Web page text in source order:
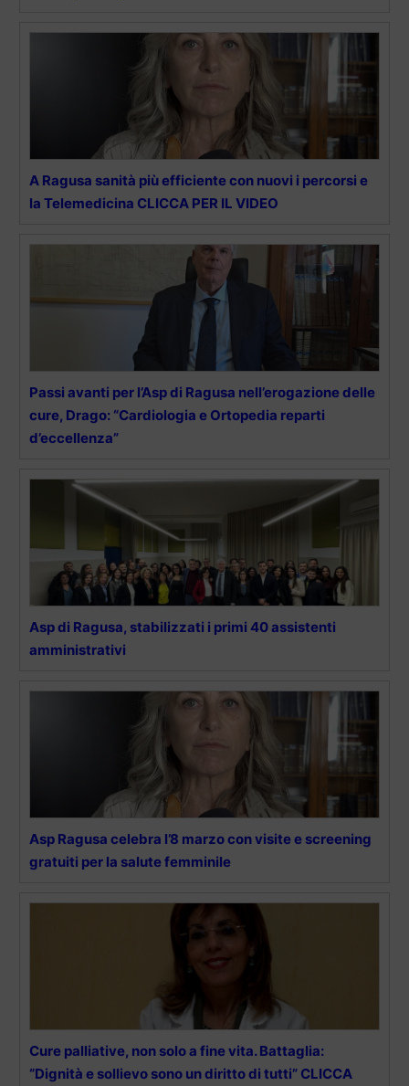
A Ragusa sanità più efficiente con nuovi i percorsi e
la Telemedicina CLICCA PER IL VIDEO
Passi avanti per l’Asp di Ragusa nell’erogazione delle
cure, Drago: “Cardiologia e Ortopedia reparti
d’eccellenza”
Asp di Ragusa, stabilizzati i primi 40 assistenti
amministrativi
Asp Ragusa celebra l’8 marzo con visite e screening
gratuiti per la salute femminile
Cure palliative, non solo a fine vita. Battaglia:
“Dignità e sollievo sono un diritto di tutti” CLICCA